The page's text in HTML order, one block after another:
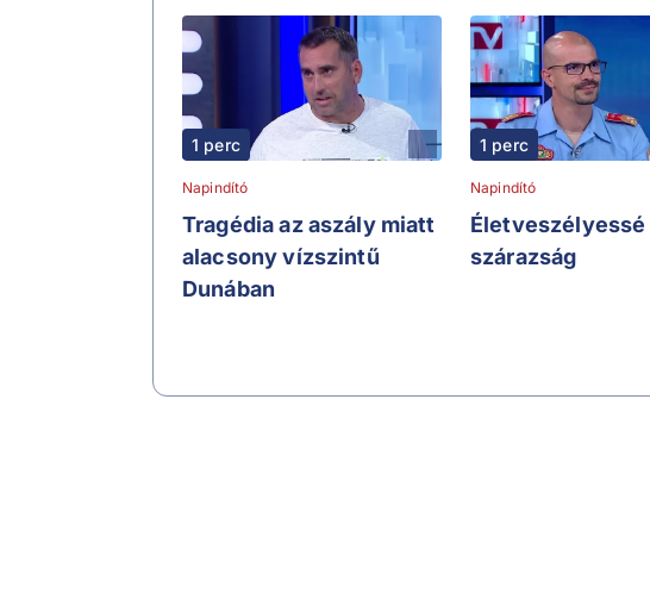
1 perc
Napindító
Tragédia az aszály miatt
alacsony vízszintű
Dunában
1 perc
Napindító
Életveszélyessé
szárazság